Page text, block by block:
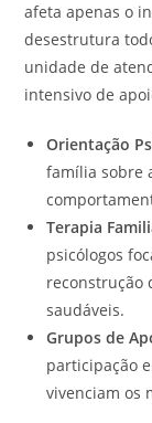
afeta apenas o
desestrutura
unidade de
intensivo de
Orientação
família sobre
Terapia
psicólogos
reconstrução
saudáveis.
Grupos de
participação
vivenciam os